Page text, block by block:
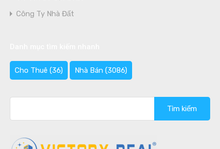
Công Ty Nhà Đất
Cho Thuê (36) Nhà Bán (3086)
kiếm
cho: